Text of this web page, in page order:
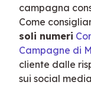
campagna
Come
soli numeri
Campagne di
cliente dalle
sui social